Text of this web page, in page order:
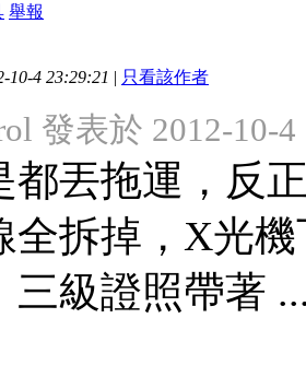
舉報
10-4 23:29:21 | 只看該作者
發表於 2012-10-4
都丟拖運，反
全拆掉，X光
三級證照帶著